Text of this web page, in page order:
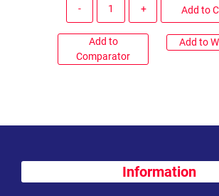
Add to
Add to
Comparator
Add to
Information